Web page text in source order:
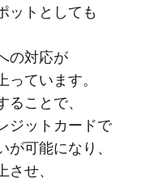
ットと​しても​
の​対応が​
ています。​
る​ことで、​
ジットカードで​
可能に​なり、​
せ、​